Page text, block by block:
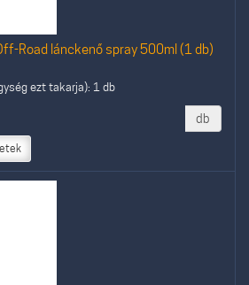
Road lánckenő spray 500ml (1 db)
ezt takarja): 1 db
db